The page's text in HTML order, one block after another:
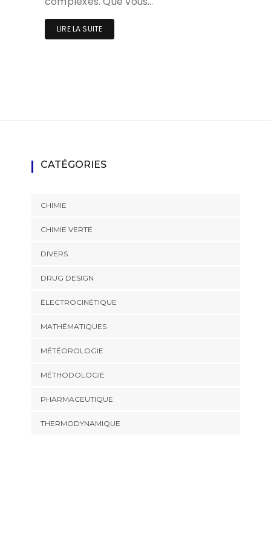
LIRE LA SUITE
CATÉGORIES
CHIMIE
CHIMIE VERTE
DIVERS
DRUG DESIGN
ÉLECTROCINÉTIQUE
MATHÉMATIQUES
MÉTÉOROLOGIE
MÉTHODOLOGIE
PHARMACEUTIQUE
THERMODYNAMIQUE